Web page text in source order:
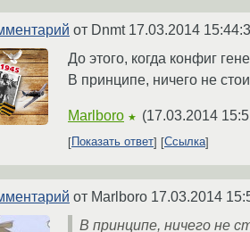
от Dnmt 17.03.2014
До этого, когда конфиг
В принципе, ничего не
Marlboro ★ (17.03.2014
Показать ответ
Ссылка
от Marlboro 17.03.2014
В принципе, ничего не